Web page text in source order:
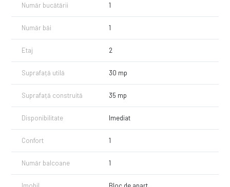
Număr bucătării 1
Număr băi 1
Etaj 2
Suprafață utilă 30 mp
Suprafață construită 35 mp
Disponibilitate Imediat
Confort 1
Număr balcoane 1